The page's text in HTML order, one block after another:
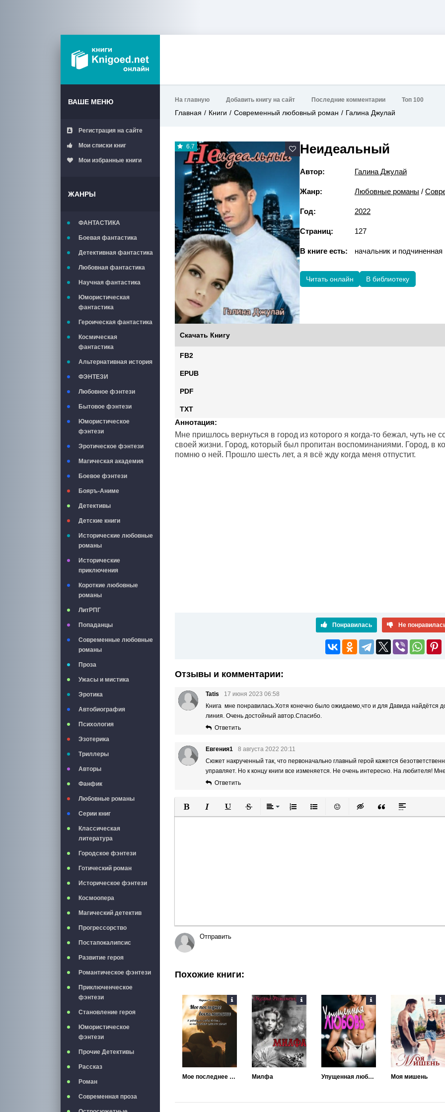
ВАШЕ МЕНЮ
Регистрация на сайте
Мои списки книг
Мои избранные книги
ЖАНРЫ
ФАНТАСТИКА
Боевая фантастика
Детективная фантастика
Любовная фантастика
Научная фантастика
Юмористическая
фантастика
Героическая фантастика
Космическая
фантастика
Альтернативная история
ФЭНТЕЗИ
Любовное фэнтези
Бытовое фэнтези
Юмористическое
фэнтези
Эротическое фэнтези
Магическая академия
Боевое фэнтези
Бояръ-Аниме
Детективы
Детские книги
Исторические любовные
романы
Исторические
приключения
Короткие любовные
романы
ЛитРПГ
Попаданцы
Современные любовные
романы
Проза
Ужасы и мистика
Эротика
Автобиография
Психология
Эзотерика
Триллеры
Авторы
Фанфик
Любовные романы
Серии книг
Классическая
литература
Городское фэнтези
Готический роман
Историческое фэнтези
Космоопера
Магический детектив
Прогрессорство
Постапокалипсис
Развитие героя
Романтическое фэнтези
Приключенческое
фэнтези
Становление героя
Юмористическое
фэнтези
Прочие Детективы
Рассказ
Роман
Современная проза
На главную Добавить книгу на сайт Последние комментарии Топ 100
Главная Книги Современный любовный роман Галина Джулай
6.7 Неидеальный
Автор: Галина Джулай
Жанр: Любовные романы /
Год: 2022
Страниц: 127
В книге есть: начальник и
Читать онлайн В библиотеку
Скачать Книгу
FB2
EPUB
PDF
TXT
Аннотация:
Мне пришлось вернуться в город из которого я когда-то бежал, чуть
своей жизни. Город, который был пропитан воспоминаниями. Город, в
помню о ней. Прошло шесть лет, а я всё жду когда меня отпустит.
Понравилась Не
Отзывы и комментарии:
Tatis
17 июня 2023 06:58
Книга мне понравилась.Хотя конечно было ожидаемо,что и для Давида найдётся
линия. Очень достойный автор.Спасибо.
Ответить
Евгения1
8 августа 2022 20:11
Сюжет накрученный так, что первоначально главный герой кажется
управляет. Но к концу книги все изменяется. Не очень интересно. На любителя!
Ответить
Полужирный
КурсивПодчеркнутый
ЗачеркнутыйВыравнивание
Нумерованный список
Маркированный список
Вставить смайлик
Вставка скрытого текста
Вставка цитаты
Вставка
Отправить
Похожие книги:
Мое последнее воспоминание Милфа Упущенная любовь Моя мишень